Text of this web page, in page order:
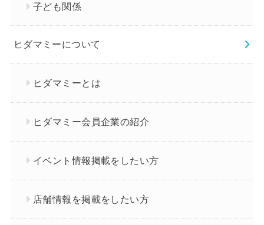
子ども関係
ヒダマミーについて
ヒダマミーとは
ヒダマミー会員企業の紹介
イベント情報掲載をしたい方
店舗情報を掲載をしたい方